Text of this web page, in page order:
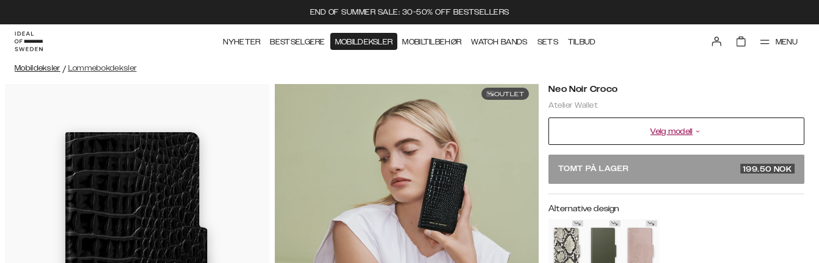
END OF SUMMER SALE: 30-50% OFF BESTSELLERS
NYHETER BESTSELGERE MOBILDEKSLER MOBILTILBEHØR WATCH BANDS SETS TILBUD MENU
Mobildeksler / Lommebokdeksler
OUTLET Neo Noir Croco
Atelier Wallet
Velg modell
TOMT PÅ LAGER 199.50 NOK
Alternative design